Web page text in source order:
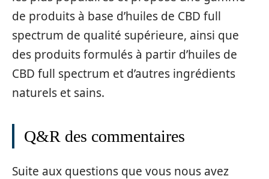
de produits à base d’huiles de CBD full
spectrum de qualité supérieure, ainsi que
des produits formulés à partir d’huiles de
CBD full spectrum et d’autres ingrédients
naturels et sains.
Q&R des commentaires
Suite aux questions que vous nous avez